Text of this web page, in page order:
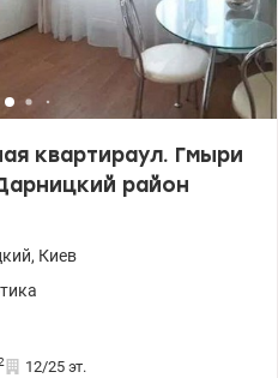
квартираул. Гмыри
район
, Киев
12/25 эт.